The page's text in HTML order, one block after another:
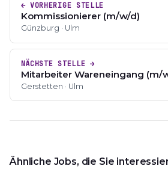
← VORHERIGE STELLE
Kommissionierer (m/w/d)
Günzburg · Ulm
NÄCHSTE STELLE →
Mitarbeiter Wareneingang (m/
Gerstetten · Ulm
Ähnliche Jobs, die Sie